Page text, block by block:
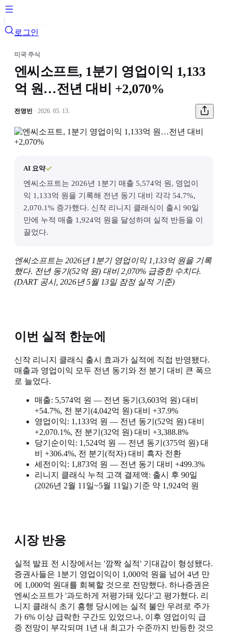
로그인
미국 주식
엔씨소프트, 1분기 영업이익 1,133
억 원…전년 대비 +2,070%
전영빈 · 2026. 05. 13.
AI 요약
엔씨소프트는 2026년 1분기 매출 5,574억 원, 영업이
익 1,133억 원을 기록해 전년 동기 대비 각각 54.7%,
2,070.1% 증가했다. 신작 리니지 클래식이 출시 90일
만에 누적 매출 1,924억 원을 달성하며 실적 반등을 이
끌었다.
엔씨소프트는 2026년 1분기 영업이익 1,133억 원을 기록
했다. 전년 동기(52억 원) 대비 2,070% 급증한 수치다.
(DART 공시, 2026년 5월 13일 잠정 실적 기준)
이번 실적 한눈에
신작 리니지 클래식 출시 효과가 실적에 직접 반영됐다.
매출과 영업이익 모두 전년 동기와 전 분기 대비 큰 폭으
로 늘었다.
매출: 5,574억 원 — 전년 동기(3,603억 원) 대비
+54.7%, 전 분기(4,042억 원) 대비 +37.9%
영업이익: 1,133억 원 — 전년 동기(52억 원) 대비
+2,070.1%, 전 분기(32억 원) 대비 +3,388.8%
당기순이익: 1,524억 원 — 전년 동기(375억 원) 대
비 +306.4%, 전 분기(적자) 대비 흑자 전환
세전이익: 1,873억 원 — 전년 동기 대비 +499.3%
리니지 클래식 누적 고객 결제액: 출시 후 90일
(2026년 2월 11일~5월 11일) 기준 약 1,924억 원
시장 반응
실적 발표 전 시장에서는 '깜짝 실적' 기대감이 형성됐다.
증권사들은 1분기 영업이익이 1,000억 원을 넘어 4년 만
에 1,000억 원대를 회복할 것으로 전망했다. 하나증권은
엔씨소프트가 '과도하게 저평가돼 있다'고 평가했다. 리
니지 클래식 초기 흥행 당시에는 실적 불안 우려로 주가
가 6% 이상 급락한 구간도 있었으나, 이후 영업이익 급
증 전망이 부각되며 1년 내 최고가 수준까지 반등한 것으